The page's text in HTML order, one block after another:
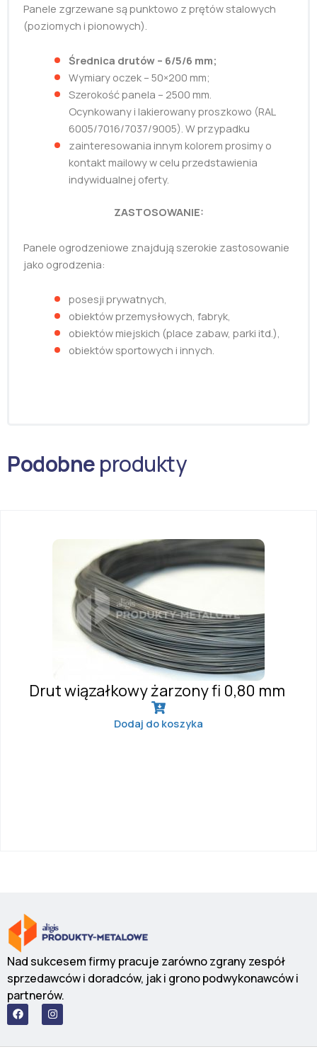
Panele zgrzewane są punktowo z prętów stalowych
(poziomych i pionowych).
Średnica drutów – 6/5/6 mm;
Wymiary oczek – 50×200 mm;
Szerokość panela – 2500 mm.
Ocynkowany i lakierowany proszkowo (RAL
6005/7016/7037/9005). W przypadku
zainteresowania innym kolorem prosimy o
kontakt mailowy w celu przedstawienia
indywidualnej oferty.
ZASTOSOWANIE:
Panele ogrodzeniowe znajdują szerokie zastosowanie
jako ogrodzenia:
posesji prywatnych,
obiektów przemysłowych, fabryk,
obiektów miejskich (place zabaw, parki itd.),
obiektów sportowych i innych.
Podobneprodukty
Drut wiązałkowy żarzony fi 0,80 mm
Dodaj do koszyka
Nad sukcesem firmy pracuje zarówno zgrany zespół
sprzedawców i doradców, jak i grono podwykonawców i
partnerów.
F
a
c
b
I
n
s
a